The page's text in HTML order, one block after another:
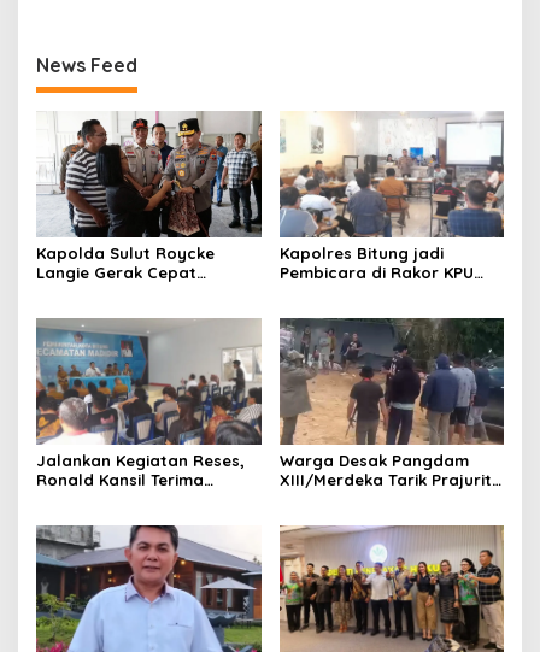
News Feed
Kapolda Sulut Roycke
Langie Gerak Cepat
Bantuan untuk Percepatan
Pemulihan
Kapolres Bitung jadi
Pembicara di Rakor KPU
Jalankan Kegiatan Reses,
Ronald Kansil Terima
Warga Desak Pangdam
XIII/Merdeka Tarik Prajurit
Tentara di Lokasi
Tambang”